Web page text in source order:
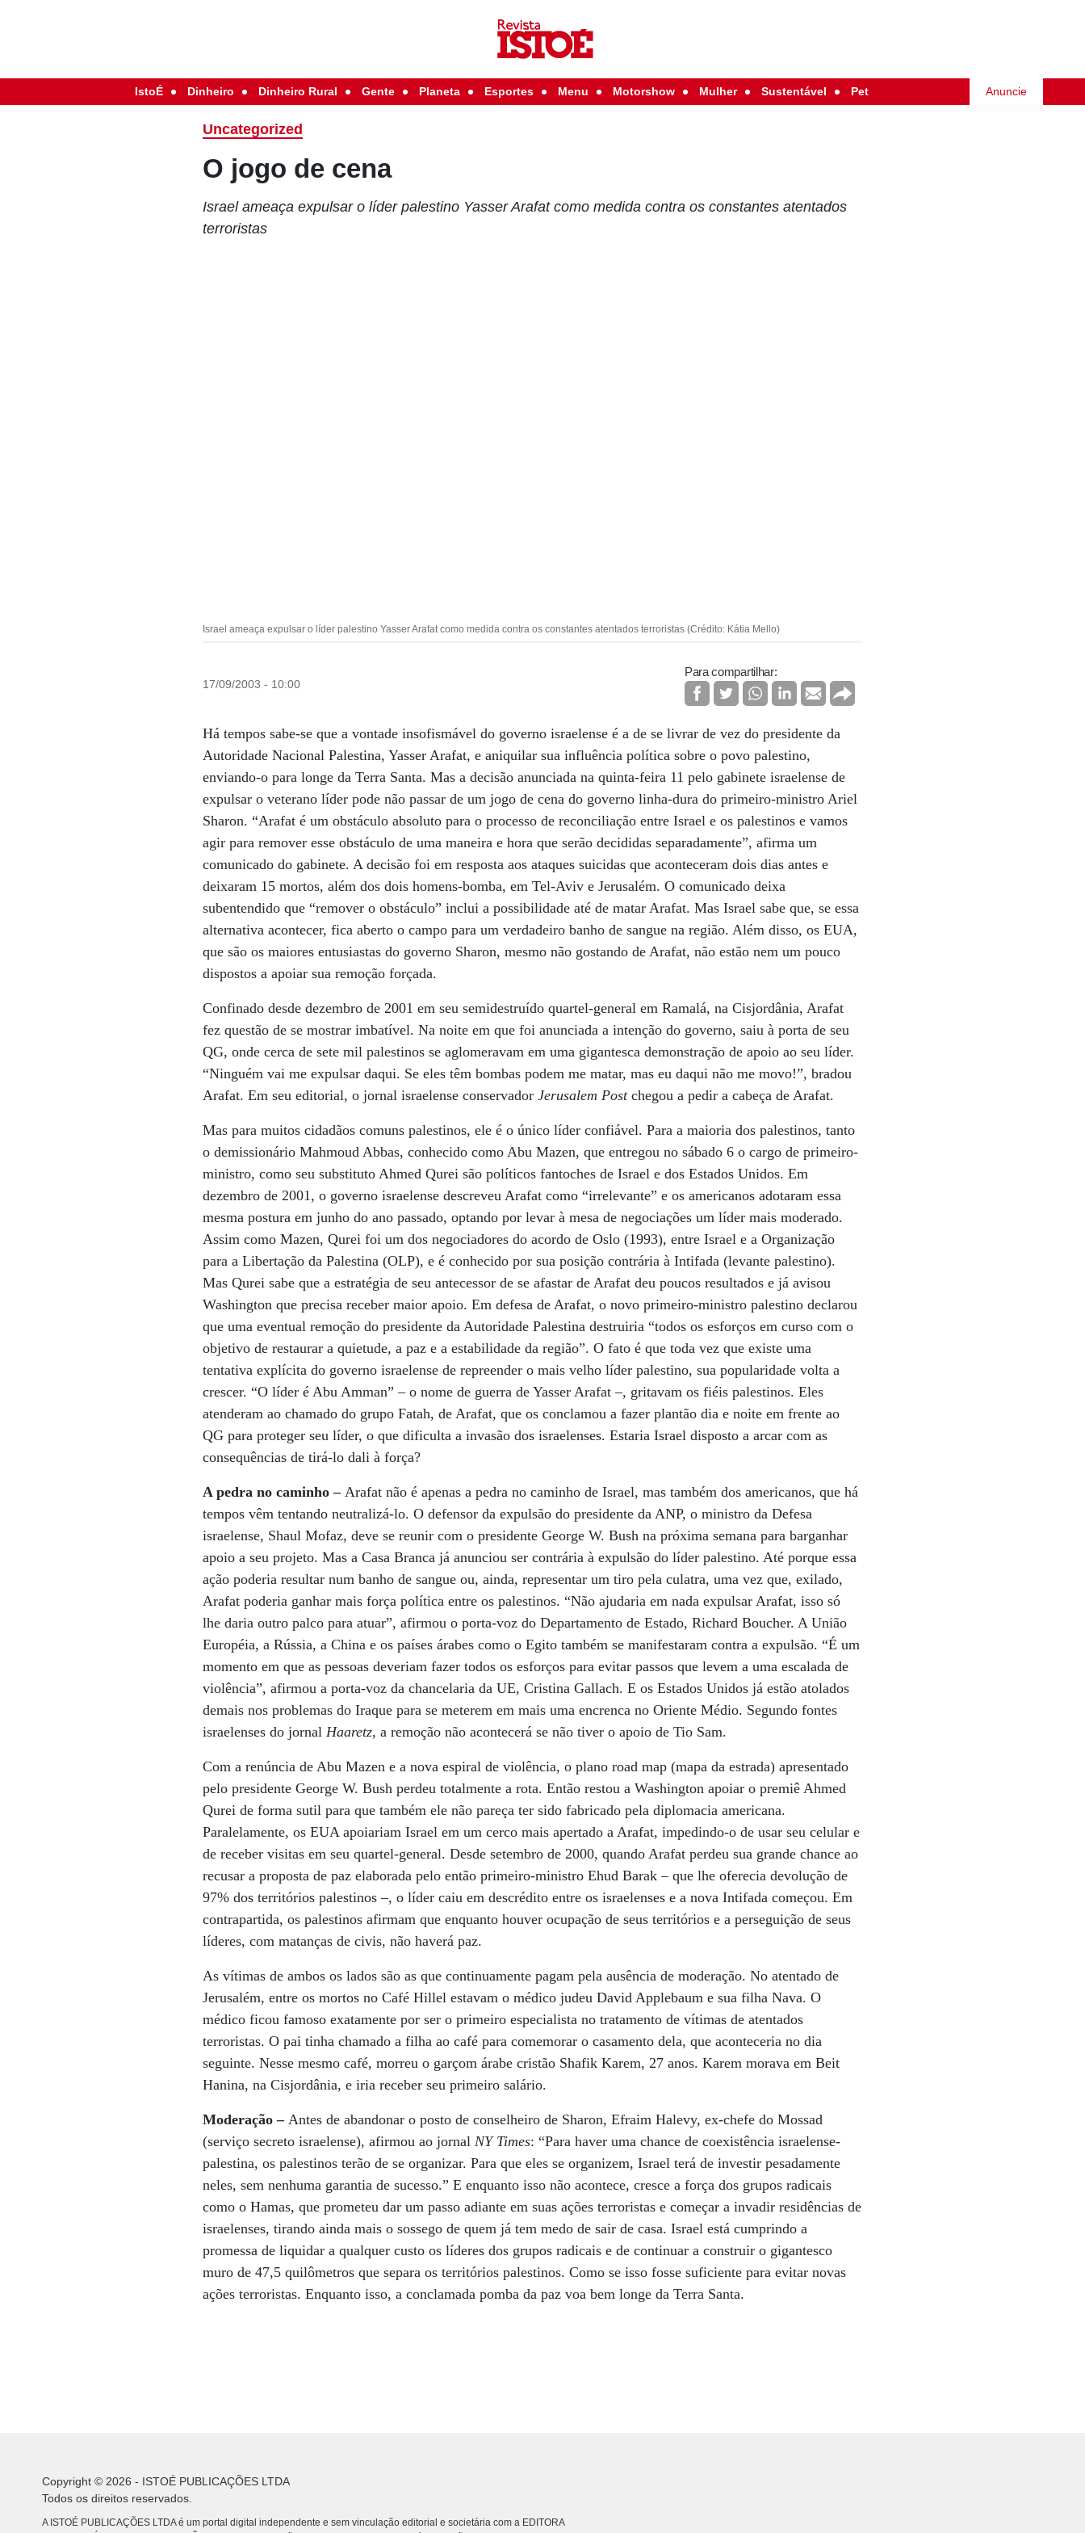
IstoÉ Dinheiro Dinheiro Rural Gente Planeta Esportes Menu Motorshow Mulher Sustentável Pet Anuncie
Uncategorized
O jogo de cena
Israel ameaça expulsar o líder palestino Yasser Arafat como medida contra os constantes atentados
terroristas
Israel ameaça expulsar o líder palestino Yasser Arafat como medida contra os constantes atentados terroristas (Crédito: Kátia Mello)
17/09/2003 - 10:00
Para compartilhar:
Há tempos sabe-se que a vontade insofismável do governo israelense é a de se livrar de vez do presidente da
Autoridade Nacional Palestina, Yasser Arafat, e aniquilar sua influência política sobre o povo palestino,
enviando-o para longe da Terra Santa. Mas a decisão anunciada na quinta-feira 11 pelo gabinete israelense de
expulsar o veterano líder pode não passar de um jogo de cena do governo linha-dura do primeiro-ministro Ariel
Sharon. “Arafat é um obstáculo absoluto para o processo de reconciliação entre Israel e os palestinos e vamos
agir para remover esse obstáculo de uma maneira e hora que serão decididas separadamente”, afirma um
comunicado do gabinete. A decisão foi em resposta aos ataques suicidas que aconteceram dois dias antes e
deixaram 15 mortos, além dos dois homens-bomba, em Tel-Aviv e Jerusalém. O comunicado deixa
subentendido que “remover o obstáculo” inclui a possibilidade até de matar Arafat. Mas Israel sabe que, se essa
alternativa acontecer, fica aberto o campo para um verdadeiro banho de sangue na região. Além disso, os EUA,
que são os maiores entusiastas do governo Sharon, mesmo não gostando de Arafat, não estão nem um pouco
dispostos a apoiar sua remoção forçada.
Confinado desde dezembro de 2001 em seu semidestruído quartel-general em Ramalá, na Cisjordânia, Arafat
fez questão de se mostrar imbatível. Na noite em que foi anunciada a intenção do governo, saiu à porta de seu
QG, onde cerca de sete mil palestinos se aglomeravam em uma gigantesca demonstração de apoio ao seu líder.
“Ninguém vai me expulsar daqui. Se eles têm bombas podem me matar, mas eu daqui não me movo!”, bradou
Arafat. Em seu editorial, o jornal israelense conservadorJerusalem Postchegou a pedir a cabeça de Arafat.
Mas para muitos cidadãos comuns palestinos, ele é o único líder confiável. Para a maioria dos palestinos, tanto
o demissionário Mahmoud Abbas, conhecido como Abu Mazen, que entregou no sábado 6 o cargo de primeiro-
ministro, como seu substituto Ahmed Qurei são políticos fantoches de Israel e dos Estados Unidos. Em
dezembro de 2001, o governo israelense descreveu Arafat como “irrelevante” e os americanos adotaram essa
mesma postura em junho do ano passado, optando por levar à mesa de negociações um líder mais moderado.
Assim como Mazen, Qurei foi um dos negociadores do acordo de Oslo (1993), entre Israel e a Organização
para a Libertação da Palestina (OLP), e é conhecido por sua posição contrária à Intifada (levante palestino).
Mas Qurei sabe que a estratégia de seu antecessor de se afastar de Arafat deu poucos resultados e já avisou
Washington que precisa receber maior apoio. Em defesa de Arafat, o novo primeiro-ministro palestino declarou
que uma eventual remoção do presidente da Autoridade Palestina destruiria “todos os esforços em curso com o
objetivo de restaurar a quietude, a paz e a estabilidade da região”. O fato é que toda vez que existe uma
tentativa explícita do governo israelense de repreender o mais velho líder palestino, sua popularidade volta a
crescer. “O líder é Abu Amman” – o nome de guerra de Yasser Arafat –, gritavam os fiéis palestinos. Eles
atenderam ao chamado do grupo Fatah, de Arafat, que os conclamou a fazer plantão dia e noite em frente ao
QG para proteger seu líder, o que dificulta a invasão dos israelenses. Estaria Israel disposto a arcar com as
consequências de tirá-lo dali à força?
A pedra no caminho –Arafat não é apenas a pedra no caminho de Israel, mas também dos americanos, que há
tempos vêm tentando neutralizá-lo. O defensor da expulsão do presidente da ANP, o ministro da Defesa
israelense, Shaul Mofaz, deve se reunir com o presidente George W. Bush na próxima semana para barganhar
apoio a seu projeto. Mas a Casa Branca já anunciou ser contrária à expulsão do líder palestino. Até porque essa
ação poderia resultar num banho de sangue ou, ainda, representar um tiro pela culatra, uma vez que, exilado,
Arafat poderia ganhar mais força política entre os palestinos. “Não ajudaria em nada expulsar Arafat, isso só
lhe daria outro palco para atuar”, afirmou o porta-voz do Departamento de Estado, Richard Boucher. A União
Européia, a Rússia, a China e os países árabes como o Egito também se manifestaram contra a expulsão. “É um
momento em que as pessoas deveriam fazer todos os esforços para evitar passos que levem a uma escalada de
violência”, afirmou a porta-voz da chancelaria da UE, Cristina Gallach. E os Estados Unidos já estão atolados
demais nos problemas do Iraque para se meterem em mais uma encrenca no Oriente Médio. Segundo fontes
israelenses do jornalHaaretz, a remoção não acontecerá se não tiver o apoio de Tio Sam.
Com a renúncia de Abu Mazen e a nova espiral de violência, o plano road map (mapa da estrada) apresentado
pelo presidente George W. Bush perdeu totalmente a rota. Então restou a Washington apoiar o premiê Ahmed
Qurei de forma sutil para que também ele não pareça ter sido fabricado pela diplomacia americana.
Paralelamente, os EUA apoiariam Israel em um cerco mais apertado a Arafat, impedindo-o de usar seu celular e
de receber visitas em seu quartel-general. Desde setembro de 2000, quando Arafat perdeu sua grande chance ao
recusar a proposta de paz elaborada pelo então primeiro-ministro Ehud Barak – que lhe oferecia devolução de
97% dos territórios palestinos –, o líder caiu em descrédito entre os israelenses e a nova Intifada começou. Em
contrapartida, os palestinos afirmam que enquanto houver ocupação de seus territórios e a perseguição de seus
líderes, com matanças de civis, não haverá paz.
As vítimas de ambos os lados são as que continuamente pagam pela ausência de moderação. No atentado de
Jerusalém, entre os mortos no Café Hillel estavam o médico judeu David Applebaum e sua filha Nava. O
médico ficou famoso exatamente por ser o primeiro especialista no tratamento de vítimas de atentados
terroristas. O pai tinha chamado a filha ao café para comemorar o casamento dela, que aconteceria no dia
seguinte. Nesse mesmo café, morreu o garçom árabe cristão Shafik Karem, 27 anos. Karem morava em Beit
Hanina, na Cisjordânia, e iria receber seu primeiro salário.
Moderação –Antes de abandonar o posto de conselheiro de Sharon, Efraim Halevy, ex-chefe do Mossad
(serviço secreto israelense), afirmou ao jornalNY Times: “Para haver uma chance de coexistência israelense-
palestina, os palestinos terão de se organizar. Para que eles se organizem, Israel terá de investir pesadamente
neles, sem nenhuma garantia de sucesso.” E enquanto isso não acontece, cresce a força dos grupos radicais
como o Hamas, que prometeu dar um passo adiante em suas ações terroristas e começar a invadir residências de
israelenses, tirando ainda mais o sossego de quem já tem medo de sair de casa. Israel está cumprindo a
promessa de liquidar a qualquer custo os líderes dos grupos radicais e de continuar a construir o gigantesco
muro de 47,5 quilômetros que separa os territórios palestinos. Como se isso fosse suficiente para evitar novas
ações terroristas. Enquanto isso, a conclamada pomba da paz voa bem longe da Terra Santa.
Copyright © 2026 - ISTOÉ PUBLICAÇÕES LTDA
Todos os direitos reservados.
A ISTOÉ PUBLICAÇÕES LTDA é um portal digital independente e sem vinculação editorial e societária com a EDITORA